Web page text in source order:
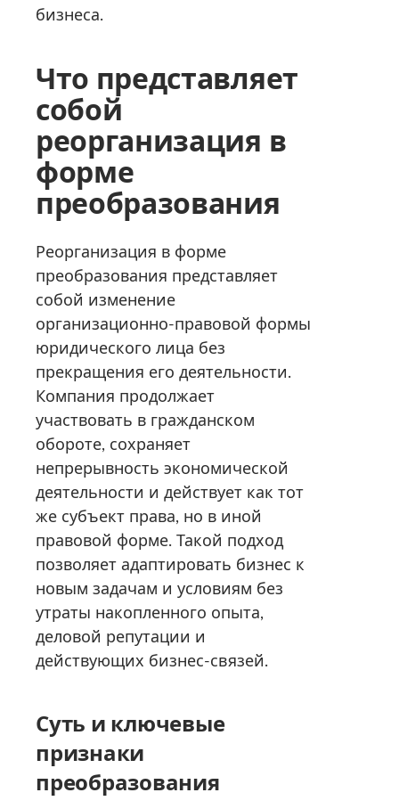
бизнеса.
Что представляет
собой
реорганизация в
форме
преобразования
Реорганизация в форме
преобразования представляет
собой изменение
организационно-правовой формы
юридического лица без
прекращения его деятельности.
Компания продолжает
участвовать в гражданском
обороте, сохраняет
непрерывность экономической
деятельности и действует как тот
же субъект права, но в иной
правовой форме. Такой подход
позволяет адаптировать бизнес к
новым задачам и условиям без
утраты накопленного опыта,
деловой репутации и
действующих бизнес-связей.
Суть и ключевые
признаки
преобразования